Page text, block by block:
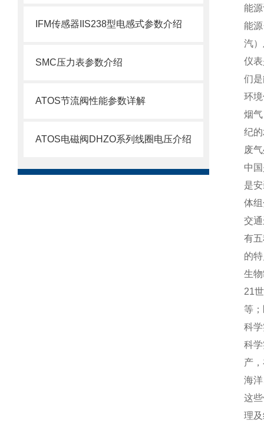
IFM传感器IIS238型电感式参数介绍
SMC压力表参数介绍
ATOS节流阀性能参数详解
ATOS电磁阀DHZO系列线圈电压介绍
能
能
汽
仪
们
环
烟
纪
废
中
是
体
交
有
的
生
21
等
科
科
产
海
这
理